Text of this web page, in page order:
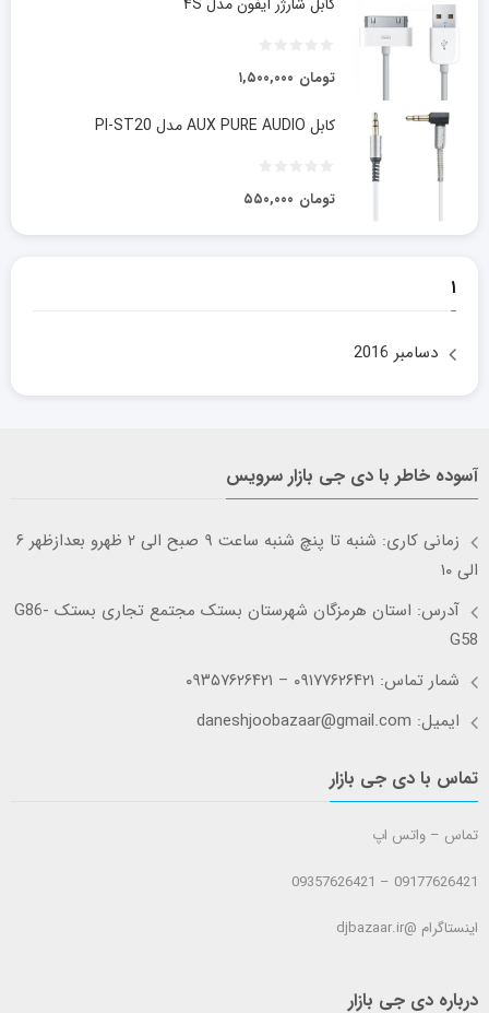
۱,۵۰۰,۰۰۰ تومان
کابل AUX PURE AUDIO مدل PI-ST20
۵۵۰,۰۰۰ تومان
۱
دسامبر 2016
آسوده خاطر با دی جی بازار سرویس
زمانی کاری: شنبه تا پنچ شنبه ساعت ۹ صبح الی ۲ ظهرو بعدازظهر ۶
الی ۱۰
آدرس: استان هرمزگان شهرستان بستک مجتمع تجاری بستک G86-
G58
شمار تماس: ۰۹۱۷۷۶۲۶۴۲۱ – ۰۹۳۵۷۶۲۶۴۲۱
ایمیل: daneshjoobazaar@gmail.com
تماس با دی جی بازار
تماس – واتس اپ
09177626421 – 09357626421
اینستاگرام @djbazaar.ir
درباره دی جی بازار